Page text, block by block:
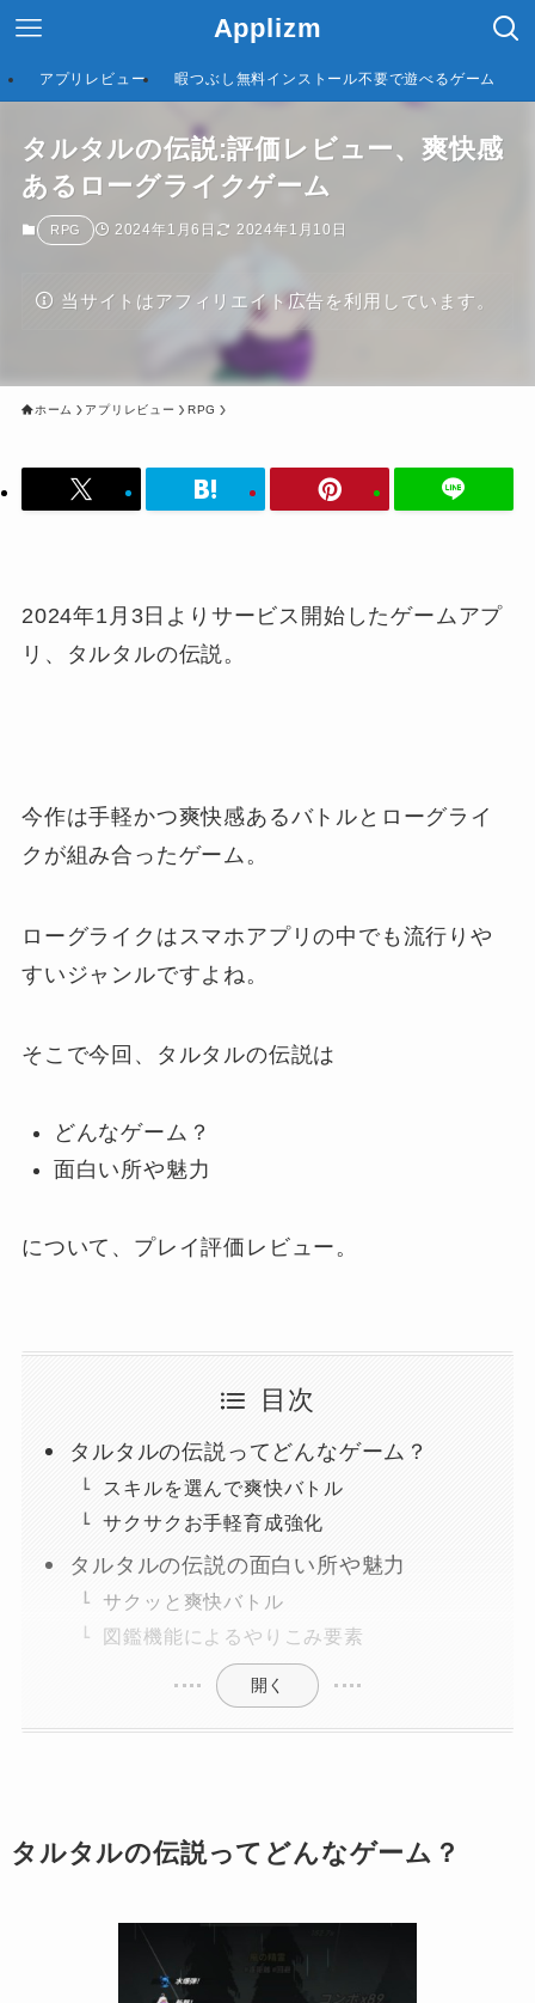
Applizm
アプリレビュー 暇つぶし無料インストール不要で遊べるゲーム
タルタルの伝説:評価レビュー、爽快感
あるローグライクゲーム
RPG 2024年1月6日 2024年1月10日
当サイトはアフィリエイト広告を利用しています。
ホーム アプリレビュー RPG
2024年1月3日よりサービス開始したゲームアプ
リ、タルタルの伝説。
今作は手軽かつ爽快感あるバトルとローグライ
クが組み合ったゲーム。
ローグライクはスマホアプリの中でも流行りや
すいジャンルですよね。
そこで今回、タルタルの伝説は
どんなゲーム？
面白い所や魅力
について、プレイ評価レビュー。
目次
タルタルの伝説ってどんなゲーム？
スキルを選んで爽快バトル
サクサクお手軽育成強化
タルタルの伝説の面白い所や魅力
サクッと爽快バトル
図鑑機能によるやりこみ要素
開く
タルタルの伝説ってどんなゲーム？